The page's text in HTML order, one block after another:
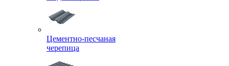
Цементно-песчаная
черепица